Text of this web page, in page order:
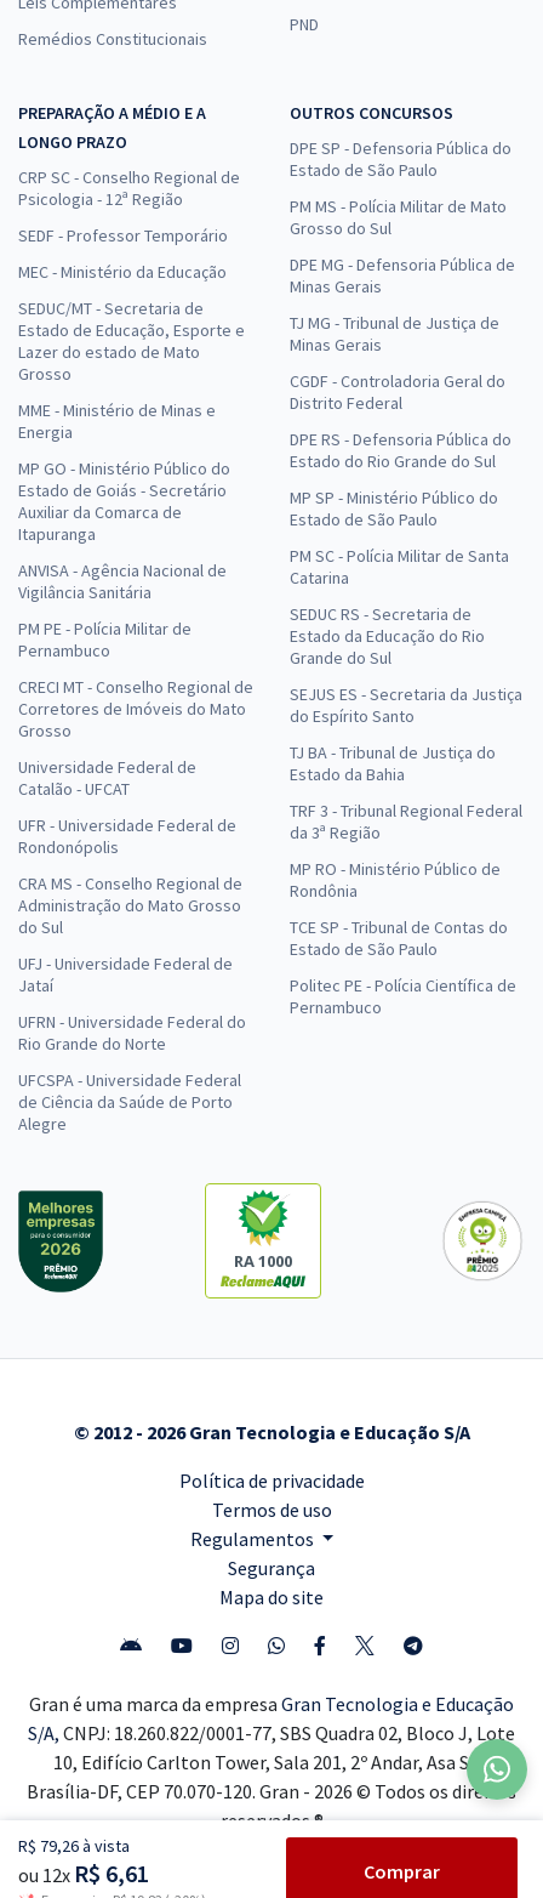
R$ 79,26 à vista
ou 12x R$ 6,61 Comprar
Remédios Constitucionais
PND
PREPARAÇÃO A MÉDIO E A
LONGO PRAZO
CRP SC - Conselho Regional de
Psicologia - 12ª Região
SEDF - Professor Temporário
MEC - Ministério da Educação
SEDUC/MT - Secretaria de
Estado de Educação, Esporte e
Lazer do estado de Mato
Grosso
MME - Ministério de Minas e
Energia
MP GO - Ministério Público do
Estado de Goiás - Secretário
Auxiliar da Comarca de
Itapuranga
ANVISA - Agência Nacional de
Vigilância Sanitária
PM PE - Polícia Militar de
Pernambuco
CRECI MT - Conselho Regional de
Corretores de Imóveis do Mato
Grosso
Universidade Federal de
Catalão - UFCAT
UFR - Universidade Federal de
Rondonópolis
CRA MS - Conselho Regional de
Administração do Mato Grosso
do Sul
UFJ - Universidade Federal de
Jataí
UFRN - Universidade Federal do
Rio Grande do Norte
UFCSPA - Universidade Federal
de Ciência da Saúde de Porto
Alegre
OUTROS CONCURSOS
DPE SP - Defensoria Pública do
Estado de São Paulo
PM MS - Polícia Militar de Mato
Grosso do Sul
DPE MG - Defensoria Pública de
Minas Gerais
TJ MG - Tribunal de Justiça de
Minas Gerais
CGDF - Controladoria Geral do
Distrito Federal
DPE RS - Defensoria Pública do
Estado do Rio Grande do Sul
MP SP - Ministério Público do
Estado de São Paulo
PM SC - Polícia Militar de Santa
Catarina
SEDUC RS - Secretaria de
Estado da Educação do Rio
Grande do Sul
SEJUS ES - Secretaria da Justiça
do Espírito Santo
TJ BA - Tribunal de Justiça do
Estado da Bahia
TRF 3 - Tribunal Regional Federal
da 3ª Região
MP RO - Ministério Público de
Rondônia
TCE SP - Tribunal de Contas do
Estado de São Paulo
Politec PE - Polícia Científica de
Pernambuco
RA 1000
© 2012 - 2026 Gran Tecnologia e Educação S/A
Política de privacidade
Termos de uso
Regulamentos
Segurança
Mapa do site
Gran é uma marca da empresa Gran Tecnologia e Educação
S/A, CNPJ: 18.260.822/0001-77, SBS Quadra 02, Bloco J, Lote
10, Edifício Carlton Tower, Sala 201, 2º Andar, Asa Sul,
Brasília-DF, CEP 70.070-120. Gran - 2026 © Todos os direitos
reservados ®